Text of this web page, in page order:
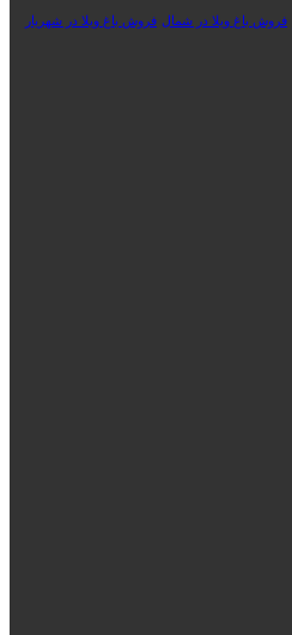
فروش باغ ویلا در شمال فروش باغ ویلا در شهریار